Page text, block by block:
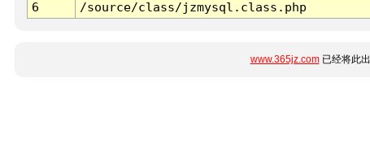
6
/source/class/jzmysql.class.php
www.365jz.com已经将此